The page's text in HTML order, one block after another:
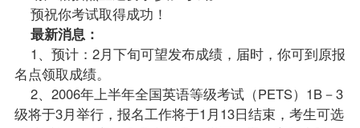
预祝你考试取得成功！
最新消息：
1、预计：2月下旬可望发布成绩，届时，你可到原报
名点领取成绩。
2、2006年上半年全国英语等级考试（PETS）1B－3
级将于3月举行，报名工作将于1月13日结束，考生可选